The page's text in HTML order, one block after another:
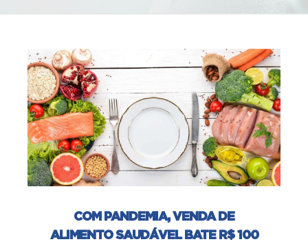
COM PANDEMIA, VENDA DE
ALIMENTO SAUDÁVEL BATE R$ 100